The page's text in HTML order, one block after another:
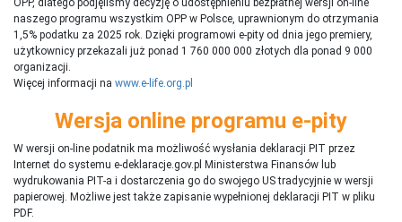
naszego programu wszystkim OPP w Polsce, uprawnionym do otrzymania
1,5% podatku za 2025 rok. Dzięki programowi e-pity od dnia jego premiery,
użytkownicy przekazali już ponad 1 760 000 000 złotych dla ponad 9 000
organizacji.
Więcej informacji na www.e-life.org.pl
Wersja online programu e-pity
W wersji on-line podatnik ma możliwość wysłania deklaracji PIT przez
Internet do systemu e-deklaracje.gov.pl Ministerstwa Finansów lub
wydrukowania PIT-a i dostarczenia go do swojego US tradycyjnie w wersji
papierowej. Możliwe jest także zapisanie wypełnionej deklaracji PIT w pliku
PDF.